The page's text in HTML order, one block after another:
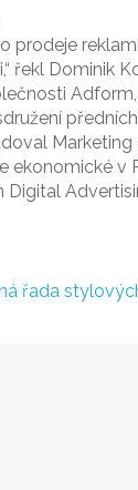
prodeje
řekl Dominik
ekonomické v
řada